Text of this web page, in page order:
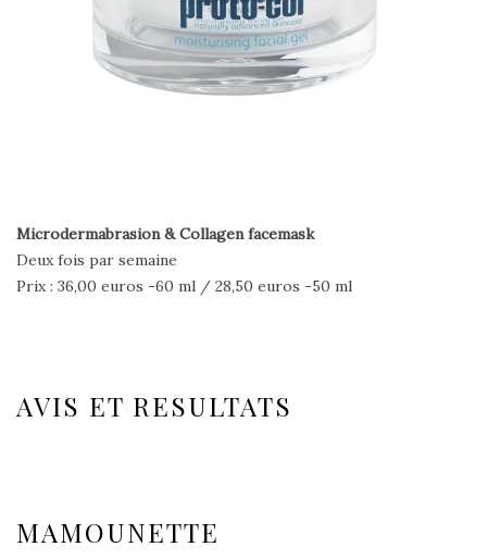
Microdermabrasion & Collagen facemask
Deux fois par semaine
Prix : 36,00 euros -60 ml / 28,50 euros -50 ml
AVIS ET RESULTATS
MAMOUNETTE